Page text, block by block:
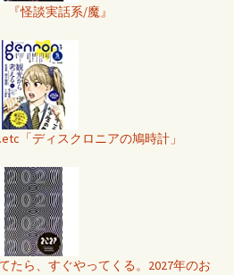
『怪談実話系/魔』
「ディスクロニアの鳩時計」
たら、すぐやってくる。2027年のお